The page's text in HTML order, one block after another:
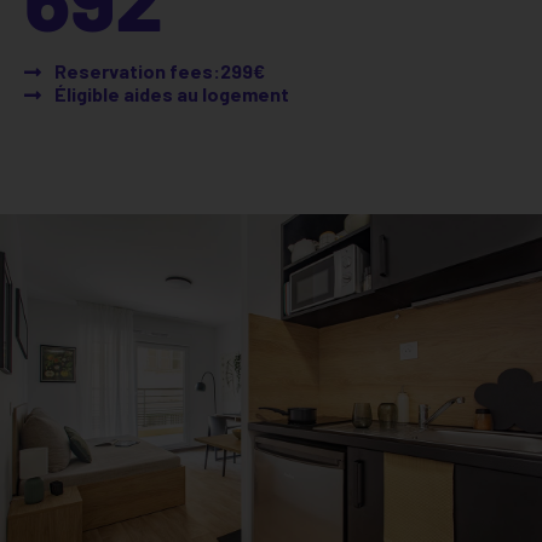
Reservation fees:299€
Éligible aides au logement